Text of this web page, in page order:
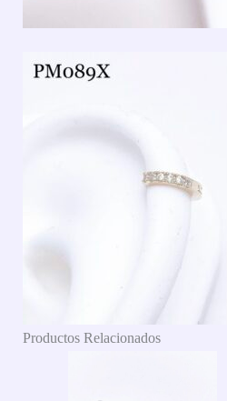
Productos Relacionados